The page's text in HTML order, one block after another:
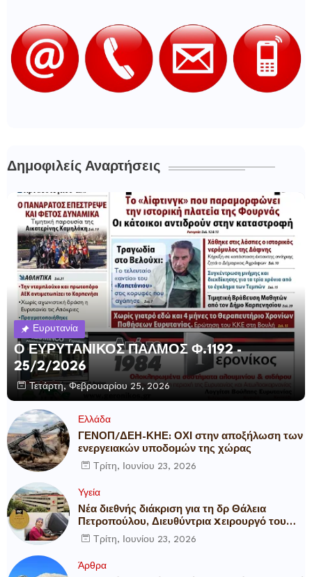
Δημοφιλείς Αναρτήσεις
Ευρυτανία
Ο ΕΥΡΥΤΑΝΙΚΟΣ ΠΑΛΜΟΣ Φ.1192 -
25/2/2026
Τετάρτη, Φεβρουαρίου 25, 2026
Ελλάδα
ΓΕΝΟΠ/ΔΕΗ-ΚΗΕ: ΟΧΙ στην αποξήλωση των
ενεργειακών υποδομών της χώρας
Τρίτη, Ιουνίου 23, 2026
Υγεία
Νέα διεθνής διάκριση για τη δρ Θάλεια
Πετροπούλου, Διευθύντρια Xειρουργό του
Metropolitan General
Τρίτη, Ιουνίου 23, 2026
Άρθρα